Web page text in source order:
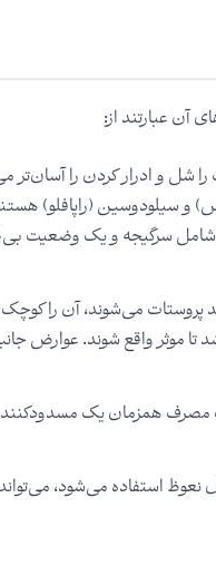
آن عبارتند از:
شل و ادرار کردن را
و سیلودوسین (راپافلو)
سرگیجه و یک وضعیت
پروستات می‌شوند، آن را
موثر واقع شوند. عوارض
استفاده می‌شود،